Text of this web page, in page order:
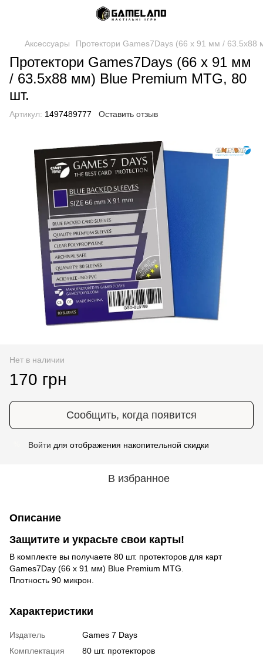
Аксессуары Протектори Games7Days (66 х 91 мм / 63.5x88
Протектори Games7Days (66 х 91 мм
/ 63.5x88 мм) Blue Premium MTG, 80
шт.
Артикул: 1497489777 Оставить отзыв
Нет в наличии
170 грн
Сообщить, когда появится
Войти для отображения накопительной скидки
В избранное
Описание
Защитите и украсьте свои карты!
В комплекте вы получаете 80 шт. протекторов для карт
Games7Day (66 x 91 мм) Blue Premium MTG.
Плотность 90 микрон.
Характеристики
Издатель
Games 7 Days
Комплектация
80 шт. протекторов